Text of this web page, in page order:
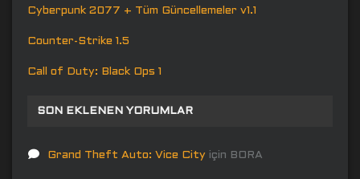
Cyberpunk 2077 + Tüm Güncellemeler v1.1
Counter-Strike 1.5
Call of Duty: Black Ops 1
SON EKLENEN YORUMLAR
Grand Theft Auto: Vice City için BORA